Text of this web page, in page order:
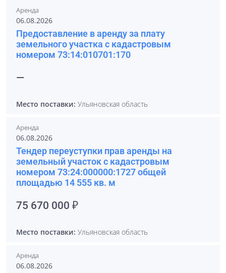
Аренда
06.08.2026
Предоставление в аренду за плату
земельного участка с кадастровым
номером 73:14:010701:170
—
Место поставки: Ульяновская область
Аренда
06.08.2026
Тендер переуступки прав аренды на
земельный участок с кадастровым
номером 73:24:000000:1727 общей
площадью 14 555 кв. м
75 670 000 ₽
Место поставки: Ульяновская область
Аренда
06.08.2026